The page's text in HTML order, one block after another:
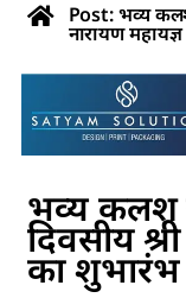
Post: भव्य कलश
नारायण
भव्य कलश
दिवसीय
का शुभारंभ